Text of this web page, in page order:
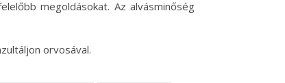
megoldásokat. Az alvásminőség
orvosával.